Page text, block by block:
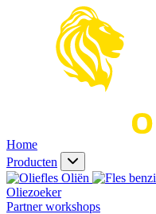
Home
Producten
Oliën
Oliezoeker
Partner workshops